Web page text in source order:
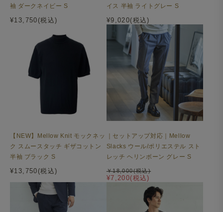
袖 ダークネイビー S
¥13,750(税込)
イス 半袖 ライトグレー S
¥9,020(税込)
【NEW】Mellow Knit モックネッ
ク スムースタッチ ギザコットン
半袖 ブラック S
¥13,750(税込)
｜セットアップ対応｜Mellow
Slacks ウール/ポリエステル スト
レッチ ヘリンボーン グレー S
¥7,200(税込)
￥18,000(税込)